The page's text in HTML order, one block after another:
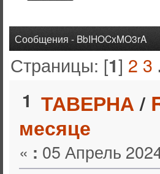
Сообщения - BbIHOCxMO3rA
Страницы: [1] 2 3
1 ТАВЕРНА/
месяце
« : 05 Апрель